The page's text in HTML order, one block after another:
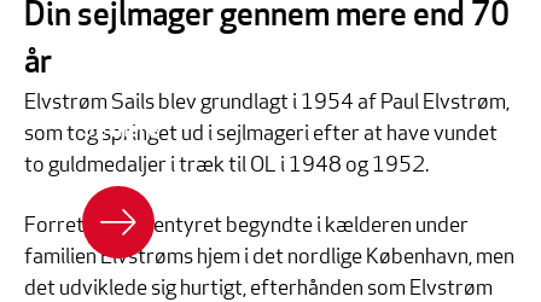
Se mere
Din sejlmager gennem mere end 70
år
Elvstrøm Sails blev grundlagt i 1954 af Paul Elvstrøm,
som tog springet ud i sejlmageri efter at have vundet
to guldmedaljer i træk til OL i 1948 og 1952.
Forretningseventyret begyndte i kælderen under
familien Elvstrøms hjem i det nordlige København, men
det udviklede sig hurtigt, efterhånden som Elvstrøm